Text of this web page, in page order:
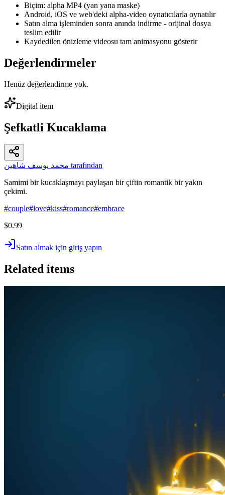
Biçim: alpha MP4 (yan yana maske)
Android, iOS ve web'deki alpha-video oynatıcılarla oynatılır
Satın alma işleminden sonra anında indirme - orijinal dosya
teslim edilir
Kaydedilen önizleme videosu tam animasyonu gösterir
Değerlendirmeler
Henüz değerlendirme yok.
Digital item
Şefkatli Kucaklama
محمد يوسف شاهين tarafından
Samimi bir kucaklaşmayı paylaşan bir çiftin romantik bir yakın
çekimi.
#couple#love#kiss#romance#embrace
$0.99
Satın almak için giriş yapın
Related items